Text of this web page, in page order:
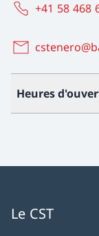
+41 58 468
Heures
Le CST